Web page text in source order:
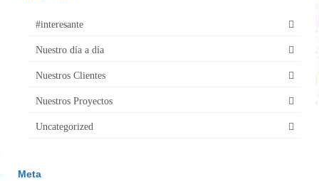
#interesante
Nuestro día a día
Nuestros Clientes
Nuestros Proyectos
Uncategorized
Meta